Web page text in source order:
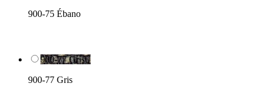
900-75 Ébano
900-77 Gris
900-77 Gris